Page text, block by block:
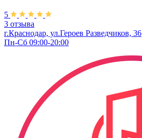
5
3 отзыва
г.Краснодар, ул.Героев Разведчиков, 36
Пн-Сб 09:00-20:00